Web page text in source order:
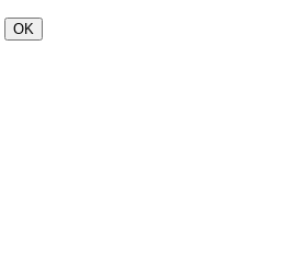
OK